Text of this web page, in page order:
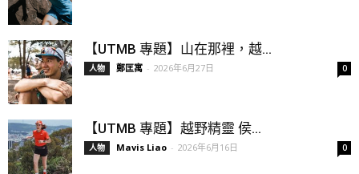
【UTMB 專題】山在那裡，越...
人物 鄭匡寓 - 2026年6月27日 0
【UTMB 專題】越野精靈 侯...
人物 Mavis Liao - 2026年6月16日 0